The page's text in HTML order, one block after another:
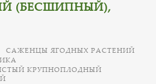
(БЕСШИПНЫЙ),
САЖЕНЦЫ ЯГОДНЫХ РАСТЕНИЙ
КРУПНОПЛОДНЫЙ